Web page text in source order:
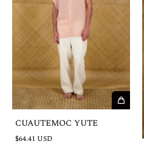
CUAUTEMOC YUTE
$64.41 USD